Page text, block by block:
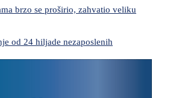
brzo se proširio, zahvatio veliku
od 24 hiljade nezaposlenih